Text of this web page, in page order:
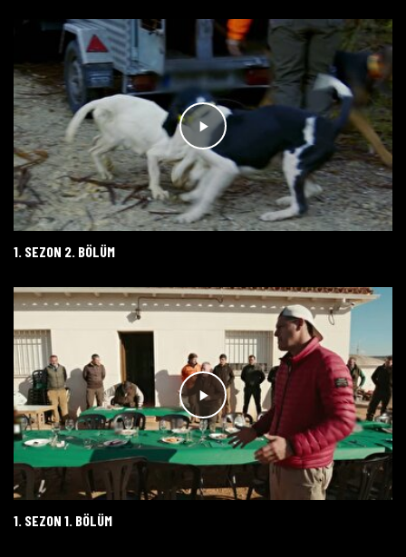
1. SEZON 2. BÖLÜM
1. SEZON 1. BÖLÜM